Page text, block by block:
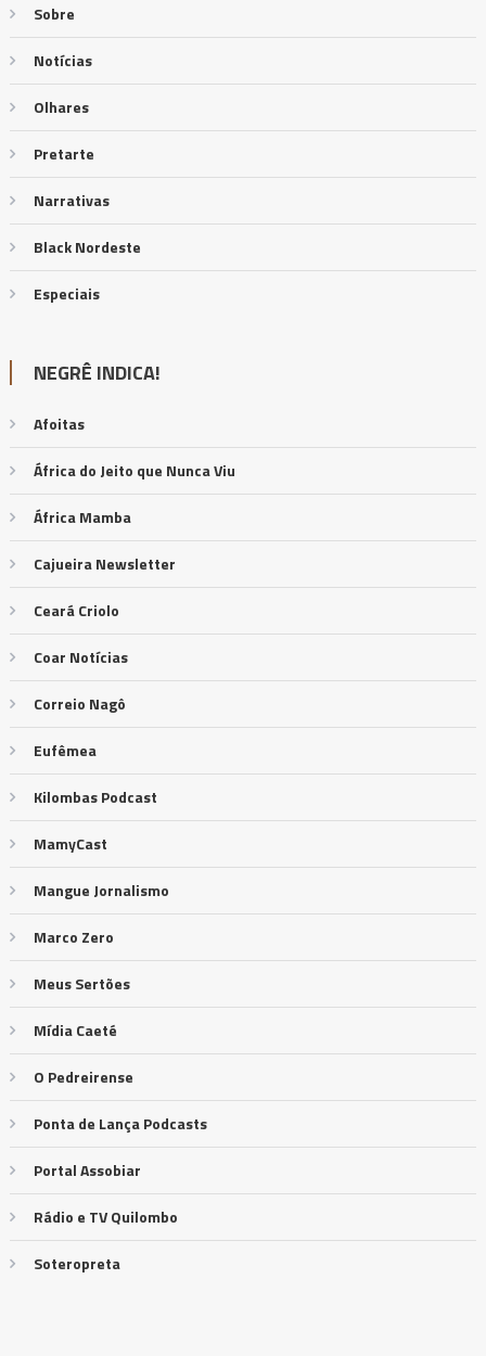
Sobre
Notícias
Olhares
Pretarte
Narrativas
Black Nordeste
Especiais
NEGRÊ INDICA!
Afoitas
África do Jeito que Nunca Viu
África Mamba
Cajueira Newsletter
Ceará Criolo
Coar Notícias
Correio Nagô
Eufêmea
Kilombas Podcast
MamyCast
Mangue Jornalismo
Marco Zero
Meus Sertões
Mídia Caeté
O Pedreirense
Ponta de Lança Podcasts
Portal Assobiar
Rádio e TV Quilombo
Soteropreta